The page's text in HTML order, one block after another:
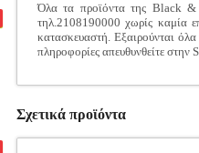
Όλα τα προϊόντα της Black &
τηλ.2108190000 χωρίς καμία
κατασκευαστή. Εξαιρούνται
πληροφορίες απευθυνθείτε
Σχετικά προϊόντα